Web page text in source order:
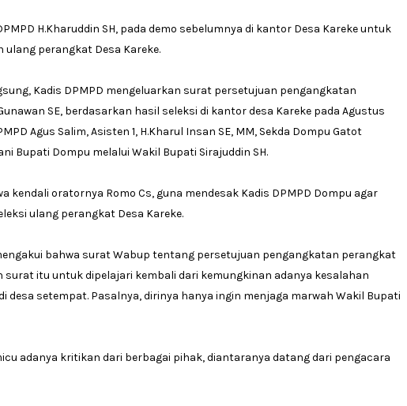
H.Kharuddin SH, pada demo sebelumnya di kantor Desa Kareke untuk
perangkat Desa Kareke.
Kadis DPMPD mengeluarkan surat persetujuan pengangkatan
SE, berdasarkan hasil seleksi di kantor desa Kareke pada Agustus
Agus Salim, Asisten 1, H.Kharul Insan SE, MM, Sekda Dompu Gatot
Bupati Dompu melalui Wakil Bupati Sirajuddin SH.
kendali oratornya Romo Cs, guna mendesak Kadis DPMPD Dompu agar
ulang perangkat Desa Kareke.
bahwa surat Wabup tentang persetujuan pengangkatan perangkat
surat itu untuk dipelajari kembali dari kemungkinan adanya kesalahan
setempat. Pasalnya, dirinya hanya ingin menjaga marwah Wakil Bupati
adanya kritikan dari berbagai pihak, diantaranya datang dari pengacara